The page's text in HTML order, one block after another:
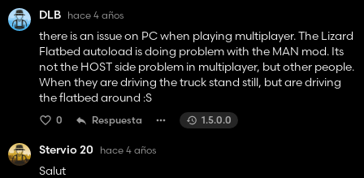
DLB hace 4 años
there is an issue on PC when playing multiplayer. The Lizard
Flatbed autoload is doing problem with the MAN mod. Its
not the HOST side problem in multiplayer, but other people.
When they are driving the truck stand still, but are driving
the flatbed around :S
0 Respuesta 1.5.0.0
Stervio 20 hace 4 años
Salut